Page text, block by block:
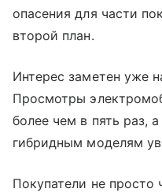
опасения для части
второй план.
Интерес заметен уже
Просмотры
более чем в пять раз,
гибридным моделям
Покупатели не просто